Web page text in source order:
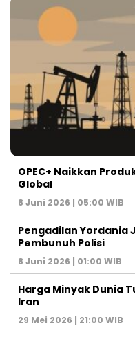
OPEC+ Naikkan
Global
8 Juni 2026 | 05:00 WIB
Pengadilan Yordania
Pembunuh Polisi
8 Juni 2026 | 01:00 WIB
Harga Minyak Dunia
Iran
29 Mei 2026 | 21:00 WIB